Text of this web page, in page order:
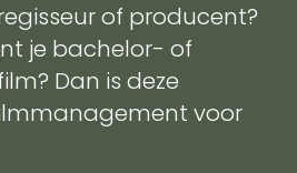
of producent?
je bachelor- of
Dan is deze
voor